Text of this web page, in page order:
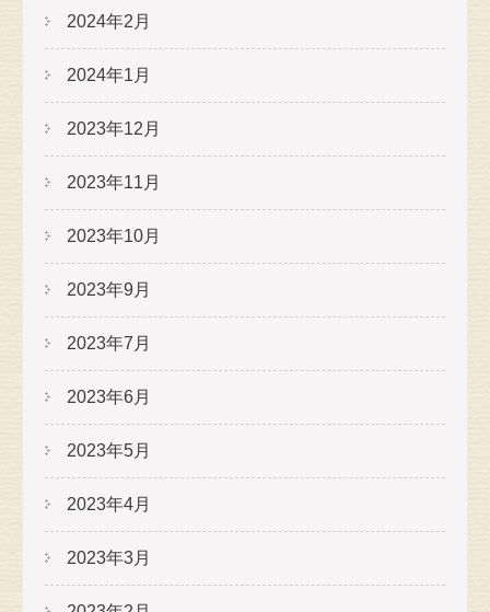
2024年2月
2024年1月
2023年12月
2023年11月
2023年10月
2023年9月
2023年7月
2023年6月
2023年5月
2023年4月
2023年3月